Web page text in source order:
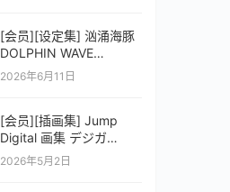
[会员][设定集] 汹涌海豚
DOLPHIN WAVE
OFFICIAL VISUAL
2026年6月11日
[会员][插画集] Jump
Digital 画集 デジガ
D.Gray-man
2026年5月2日